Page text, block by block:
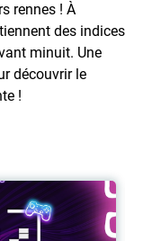
rennes ! À
des indices
minuit. Une
découvrir le
!